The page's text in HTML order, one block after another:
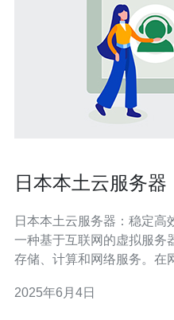
日本本土云服务
日本本土云服务器：稳定高效的网
一种基于互联网的虚拟服务
存储、计算和网络服务。在
决方案领域。 日本本土云服务器作为亚洲最发达的国家之
2025年6月4日